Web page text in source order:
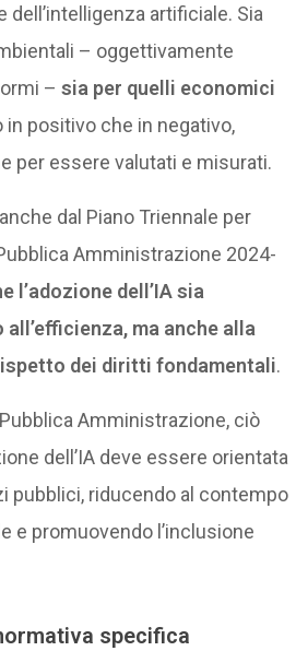
dell’intelligenza artificiale. Sia
– oggettivamente
–sia per quelli economici
in positivo che in negativo,
per essere valutati e misurati.
dal Piano Triennale per
Amministrazione 2024-
l’adozione dell’IA sia
ma anche alla
dei diritti fondamentali.
Amministrazione, ciò
dell’IA deve essere orientata
pubblici, riducendo al contempo
e promuovendo l’inclusione
specifica